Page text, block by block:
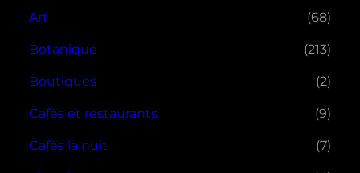
Art (68)
Botanique (213)
Boutiques (2)
Cafés et restaurants (9)
Cafés la nuit (7)